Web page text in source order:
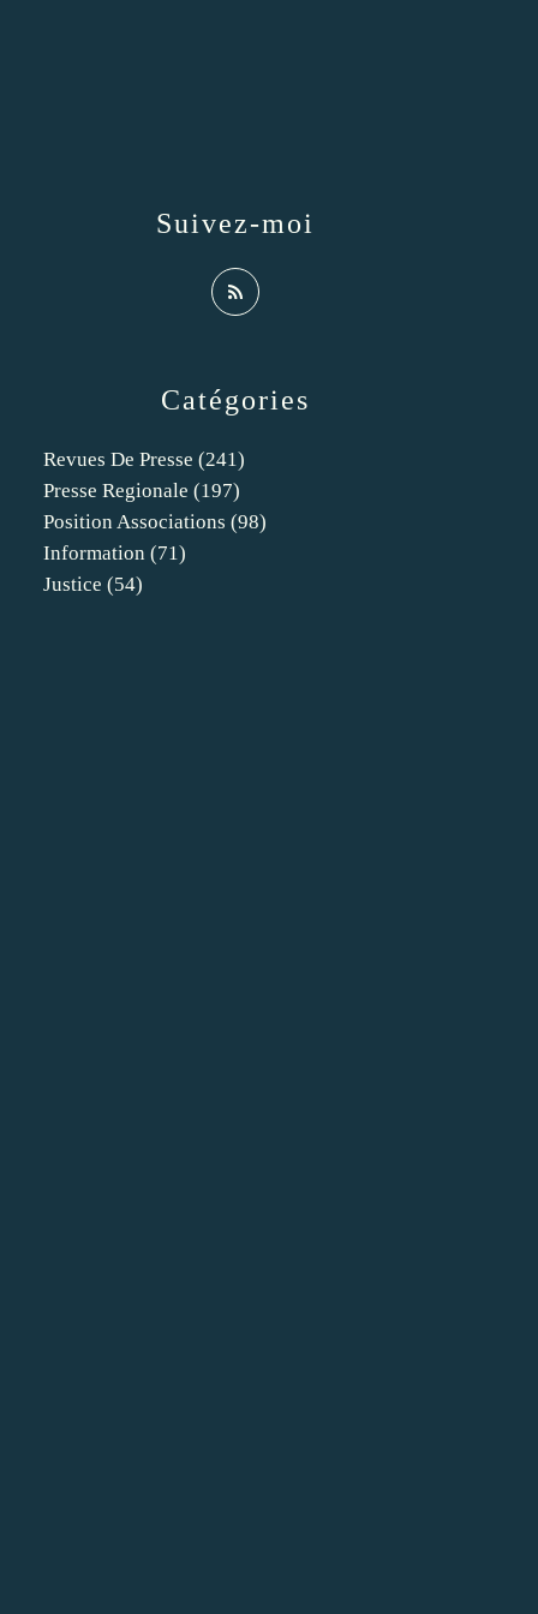
Catégories
Revues De Presse (241)
Presse Regionale (197)
Position Associations (98)
Information (71)
Justice (54)
Suivez-moi